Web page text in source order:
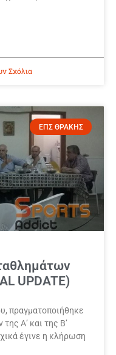
Σχόλια
ΕΠΣ ΘΡΑΚΗΣ
UPDATE)
πραγματοποιήθηκε
Α’ και της Β’
έγινε η κλήρωση